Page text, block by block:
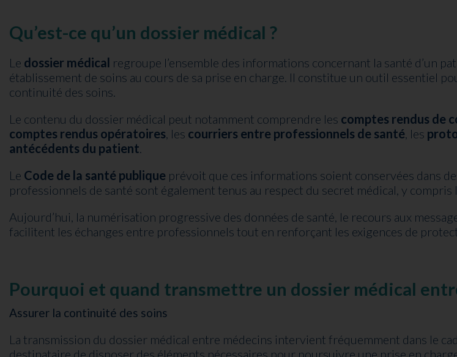
Qu’est-ce qu’un dossier médical ?
Le dossier médical regroupe l’ensemble des informations concernant la santé d’un
établissement de soins au cours de sa prise en charge. Il constitue un outil essentiel
continuité des soins.
Le contenu du dossier médical peut notamment comprendre les comptes rendus de
comptes rendus opératoires , les courriers entre professionnels de santé , les
antécédents du patient
Le Code de la santé publique prévoit que ces informations soient conservées dans
professionnels de santé sont également tenus au respect du secret médical, y
Aujourd’hui, la numérisation progressive des données de santé, le recours aux
facilitent les échanges entre professionnels tout en renforçant les exigences de
Pourquoi et quand transmettre un dossier médical
Assurer la continuité des soins
La transmission du dossier médical entre médecins intervient fréquemment dans le
destinataire de disposer des éléments nécessaires pour poursuivre une prise en